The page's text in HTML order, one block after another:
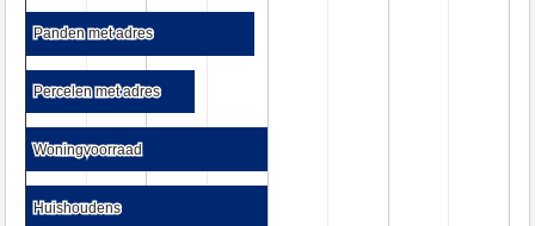
Panden met adres
Panden met adres
Percelen met adres
Percelen met adres
Woningvoorraad
Woningvoorraad
Huishoudens
Huishoudens